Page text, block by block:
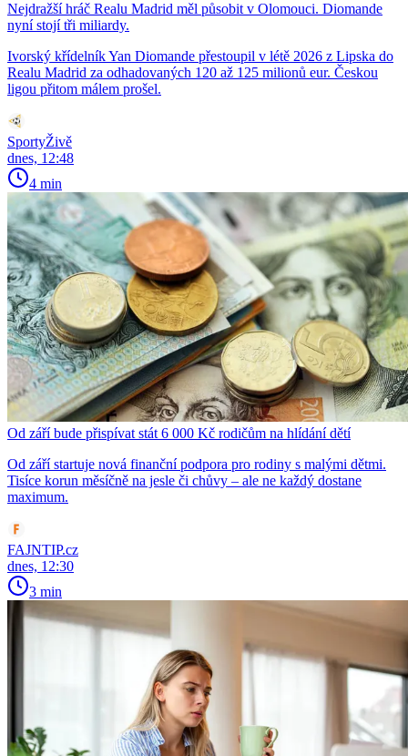
Nejdražší hráč Realu Madrid měl působit v Olomouci. Diomande
nyní stojí tři miliardy.
Ivorský křídelník Yan Diomande přestoupil v létě 2026 z Lipska do
Realu Madrid za odhadovaných 120 až 125 milionů eur. Českou
ligou přitom málem prošel.
SportyŽivě
dnes, 12:48
4 min
Od září bude přispívat stát 6 000 Kč rodičům na hlídání dětí
Od září startuje nová finanční podpora pro rodiny s malými dětmi.
Tisíce korun měsíčně na jesle či chůvy – ale ne každý dostane
maximum.
FAJNTIP.cz
dnes, 12:30
3 min